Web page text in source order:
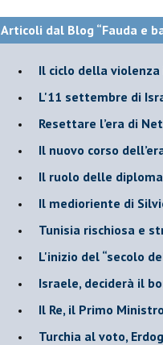
Articoli dal Blog “Fauda e
Il ciclo della
L'11 settembre di
Resettare l’era di
​Il nuovo corso
Il ruolo delle
Il medioriente di
Tunisia rischiosa e
L'inizio del “secolo
Israele, deciderà il
Il Re, il Primo
Turchia al voto,